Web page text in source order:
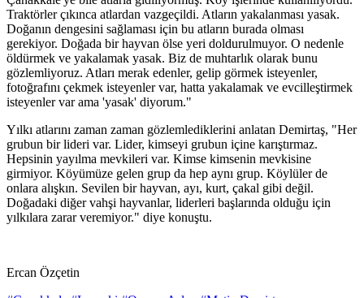
Traktörler çıkınca atlardan vazgeçildi. Atların yakalanması yasak.
Doğanın dengesini sağlaması için bu atların burada olması
gerekiyor. Doğada bir hayvan ölse yeri doldurulmuyor. O nedenle
öldürmek ve yakalamak yasak. Biz de muhtarlık olarak bunu
gözlemliyoruz. Atları merak edenler, gelip görmek isteyenler,
fotoğrafını çekmek isteyenler var, hatta yakalamak ve evcilleştirmek
isteyenler var ama 'yasak' diyorum."
Yılkı atlarını zaman zaman gözlemlediklerini anlatan Demirtaş, "Her
grubun bir lideri var. Lider, kimseyi grubun içine karıştırmaz.
Hepsinin yayılma mevkileri var. Kimse kimsenin mevkisine
girmiyor. Köyümüze gelen grup da hep aynı grup. Köylüler de
onlara alışkın. Sevilen bir hayvan, ayı, kurt, çakal gibi değil.
Doğadaki diğer vahşi hayvanlar, liderleri başlarında olduğu için
yılkılara zarar veremiyor." diye konuştu.
Ercan Özçetin